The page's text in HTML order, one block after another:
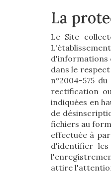
La
Le Site
d'informations
dans le
n°2004-575
rectification
indiquées en
de
fichiers au
effectuée à
d'identifier
attire